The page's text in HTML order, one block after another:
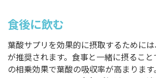
食後に飲む
葉酸サプリを効果的に摂取するために
が推奨されます。食事と一緒に摂ること
の相乗効果で葉酸の吸収率が高まります